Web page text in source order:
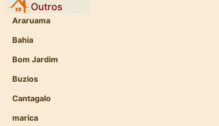
Outros
Araruama
Bahia
Bom Jardim
Buzios
Cantagalo
marica